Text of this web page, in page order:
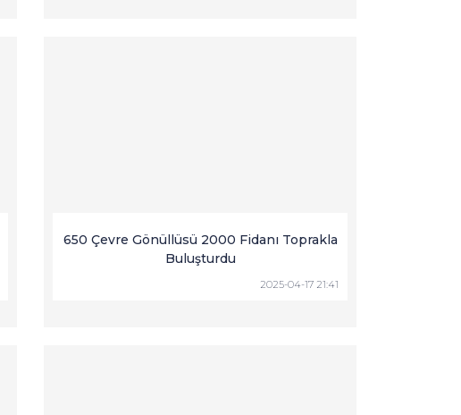
650 Çevre Gönüllüsü 2000 Fidanı Toprakla
Buluşturdu
2025-04-17 21:41